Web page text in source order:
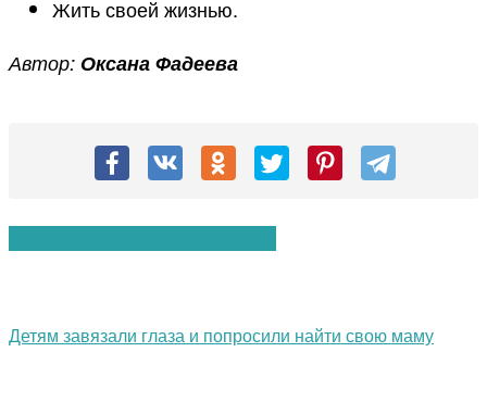
Жить своей жизнью.
Автор: Оксана Фадеева
Детям завязали глаза и попросили найти свою маму